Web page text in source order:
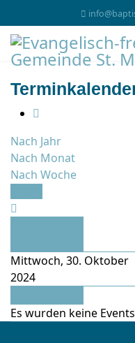
Nach Jahr
Nach Monat
Nach Woche
Mittwoch, 30. Oktober
2024
Es wurden keine